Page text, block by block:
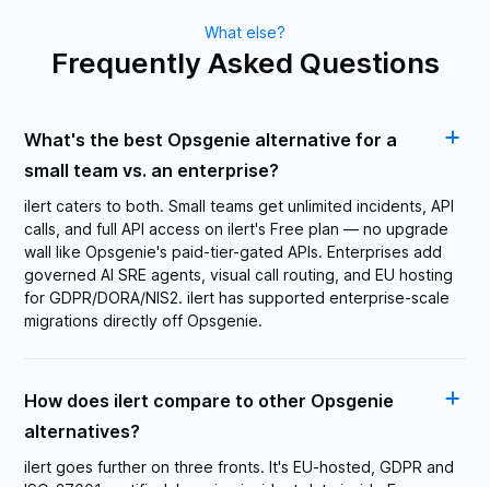
What else?
Frequently Asked Questions
What's the best Opsgenie alternative for a
small team vs. an enterprise?
ilert caters to both. Small teams get unlimited incidents, API
calls, and full API access on ilert's Free plan — no upgrade
wall like Opsgenie's paid-tier-gated APIs. Enterprises add
governed AI SRE agents, visual call routing, and EU hosting
for GDPR/DORA/NIS2. ilert has supported enterprise-scale
migrations directly off Opsgenie.
How does ilert compare to other Opsgenie
alternatives?
ilert goes further on three fronts. It's EU-hosted, GDPR and